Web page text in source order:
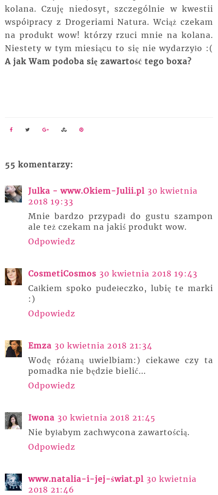
kolana. Czuję niedosyt, szczególnie w kwestii
współpracy z Drogeriami Natura. Wciąż czekam
na produkt wow! którzy rzuci mnie na kolana.
Niestety w tym miesiącu to się nie wydarzyło :(
A jak Wam podoba się zawartość tego boxa?
55 komentarzy:
Julka - www.Okiem-Julii.pl 30 kwietnia
2018 19:33
Mnie bardzo przypadł do gustu szampon
ale też czekam na jakiś produkt wow.
Odpowiedz
CosmetiCosmos 30 kwietnia 2018 19:43
Całkiem spoko pudełeczko, lubię te marki
:)
Odpowiedz
Emza 30 kwietnia 2018 21:34
Wodę różaną uwielbiam:) ciekawe czy ta
pomadka nie będzie bielić...
Odpowiedz
Iwona 30 kwietnia 2018 21:45
Nie byłabym zachwycona zawartością.
Odpowiedz
www.natalia-i-jej-świat.pl 30 kwietnia
2018 21:46